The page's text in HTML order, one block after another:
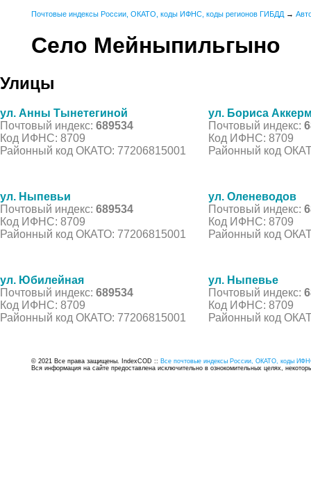
Почтовые индексы России, ОКАТО, коды ИФНС, коды регионов ГИБДД →
Село Мейныпильгыно
Улицы
ул. Анны Тынетегиной
Почтовый индекс: 689534
Код ИФНС: 8709
Районный код ОКАТО: 77206815001
ул. Бориса
Почтовый индекс:
Код ИФНС: 8709
Районный код
ул. Ныпевьи
Почтовый индекс: 689534
Код ИФНС: 8709
Районный код ОКАТО: 77206815001
ул. Оленеводов
Почтовый индекс:
Код ИФНС: 8709
Районный код
ул. Юбилейная
Почтовый индекс: 689534
Код ИФНС: 8709
Районный код ОКАТО: 77206815001
ул. Ныпевье
Почтовый индекс:
Код ИФНС: 8709
Районный код
© 2021 Все права защищены. IndexCOD :: Все почтовые индексы России, ОКАТО, коды
Вся информация на сайте предоставлена исключительно в ознокомительных целях,